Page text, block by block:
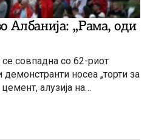
Албанија: „Рама, оди
се совпадна со 62-риот
носеа „торти за
алузија на